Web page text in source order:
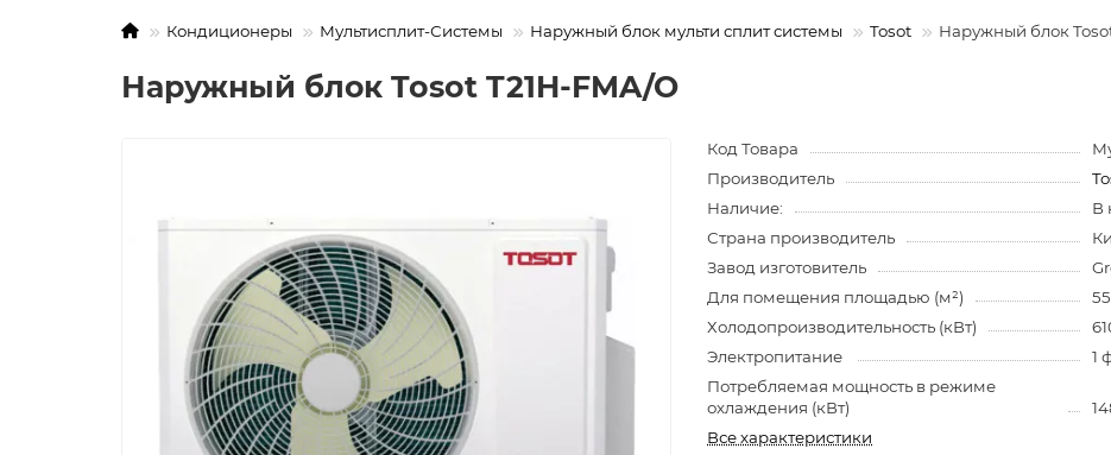
Кондиционеры Мультисплит-Системы Наружный блок мульти сплит системы Tosot Наружный блок
Наружный блок Tosot T21H-FMA/O
Код Товара
Производитель
Наличие:
В
Страна производитель
Завод изготовитель
Для помещения площадью (м²)
55
Холодопроизводительность (кВт)
Электропитание
1
Потребляемая мощность в режиме
охлаждения (кВт)
Все характеристики